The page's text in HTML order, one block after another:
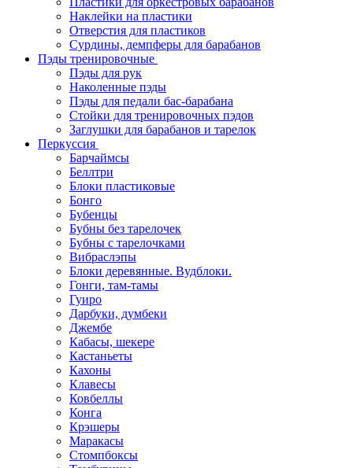
Наклейки на пластики
Отверстия для пластиков
Сурдины, демпферы для барабанов
Пэды тренировочные
Пэды для рук
Наколенные пэды
Пэды для педали бас-барабана
Стойки для тренировочных пэдов
Заглушки для барабанов и тарелок
Перкуссия
Барчаймсы
Беллтри
Блоки пластиковые
Бонго
Бубенцы
Бубны без тарелочек
Бубны с тарелочками
Вибраслэпы
Блоки деревянные. Вудблоки.
Гонги, там-тамы
Гуиро
Дарбуки, думбеки
Джембе
Кабасы, шекере
Кастаньеты
Кахоны
Клавесы
Ковбеллы
Конга
Крэшеры
Маракасы
Стомпбоксы